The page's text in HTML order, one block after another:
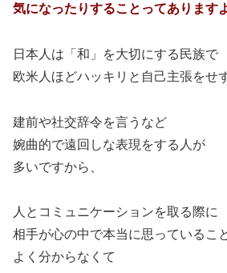
気になったりすることってあります
日本人は「和」を大切にする民族で
欧米人ほどハッキリと自己主張をせず
建前や社交辞令を言うなど
婉曲的で遠回しな表現をする人が
多いですから、
人とコミュニケーションを取る際に
相手が心の中で本当に思っているこ
よく分からなくて